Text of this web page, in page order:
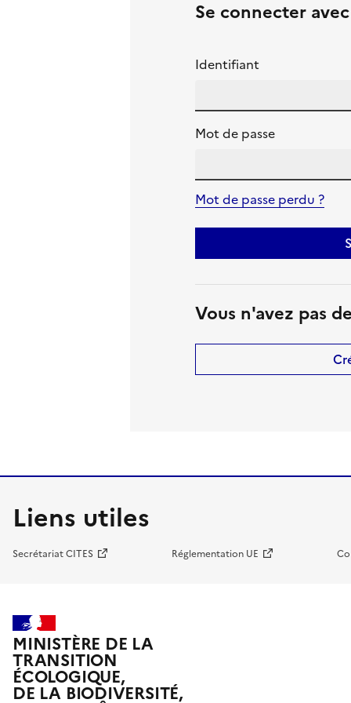
Se connecter
Identifiant
Mot de passe
Mot de passe perdu ?
Vous n'avez pas
Liens utiles
Secrétariat CITES Réglementation UE
MINISTÈRE DE LA
TRANSITION
ÉCOLOGIQUE,
DE LA BIODIVERSITÉ,